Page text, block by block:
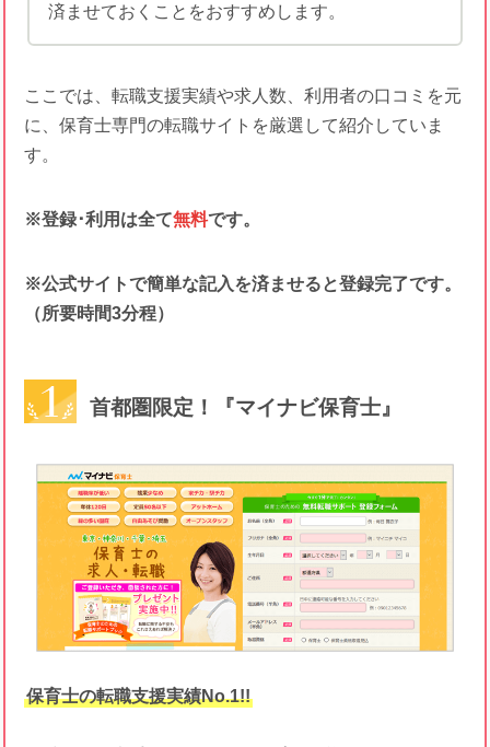
済ませておくことをおすすめします。
ここでは、転職支援実績や求人数、利用者の口コミを元
に、保育士専門の転職サイトを厳選して紹介していま
す。
※登録･利用は全て無料です。
※公式サイトで簡単な記入を済ませると登録完了です。
（所要時間3分程）
首都圏限定！『マイナビ保育士』
保育士の転職支援実績No.1!!